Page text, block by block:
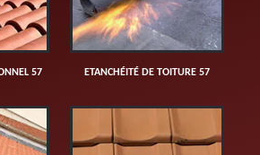
57 ETANCHÉITÉ DE TOITURE 57